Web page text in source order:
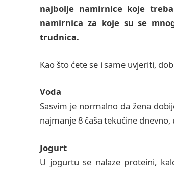
najbolje namirnice koje
namirnica za koje su se
trudnica.
Kao što ćete se i same uvjeriti,
Voda
Sasvim je normalno da žena
najmanje 8 čaša tekućine
Jogurt
U jogurtu se nalaze proteini,